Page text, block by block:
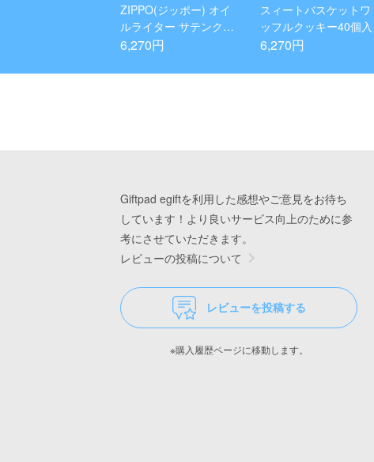
ZIPPO(ジッポー) オイ
ルライター サテンクロ
ーム
6,270円
スィートバスケットワ
ッフルクッキー40個入
6,270円
Giftpad egiftを利用した感想やご意見をお待ち
しています！より良いサービス向上のために参
考にさせていただきます。
レビューの投稿について
レビューを投稿する
※購入履歴ページに移動します。